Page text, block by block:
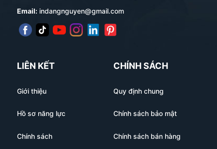
Email: indangnguyen@gmail.com
LIÊN KẾT
Giới thiệu
Hồ sơ năng lực
Chính sách
CHÍNH SÁCH
Quy định chung
Chính sách bảo mật
Chính sách bán hàng